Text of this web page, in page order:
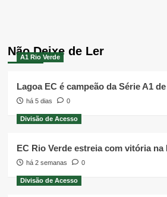
Não Deixe de Ler
A1 Rio Verde
Lagoa EC é campeão da Série A1
há 5 dias 0
Divisão de Acesso
EC Rio Verde estreia com vitória na
há 2 semanas 0
Divisão de Acesso